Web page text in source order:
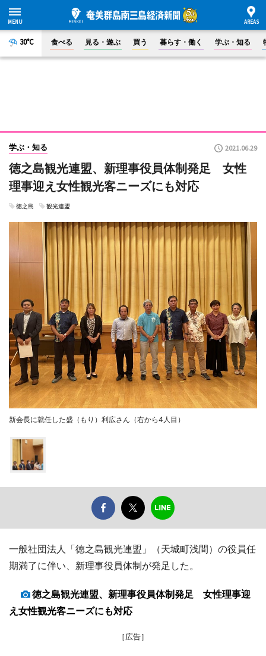
30°C 食べる 見る・遊ぶ 買う 暮らす・働く 学ぶ・知る
学ぶ・知る 2021.06.29
徳之島観光連盟、新理事役員体制発足 女性
理事迎え女性観光客ニーズにも対応
徳之島 観光連盟
新会長に就任した盛（もり）利広さん（右から4人目）
一般社団法人「徳之島観光連盟」（天城町浅間）の役員任
期満了に伴い、新理事役員体制が発足した。
徳之島観光連盟、新理事役員体制発足 女性理事迎
え女性観光客ニーズにも対応
［広告］